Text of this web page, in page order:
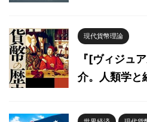
現代貨幣理論
『[ヴィジュ
介。人類学と